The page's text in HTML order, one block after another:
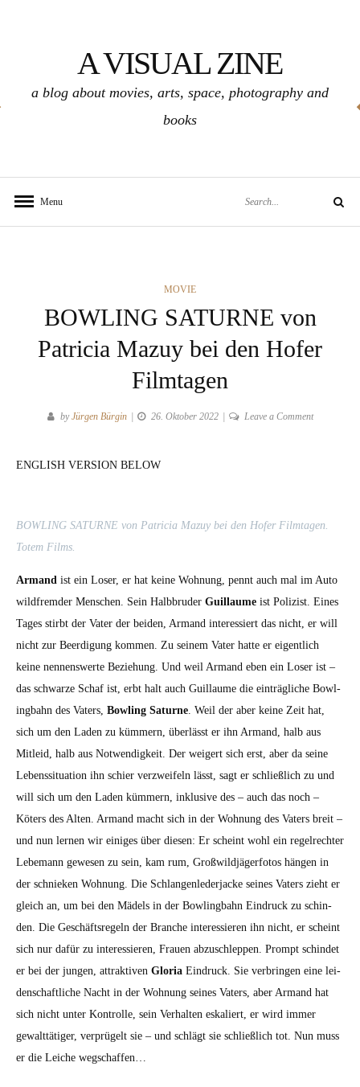
A VISUAL ZINE
a blog about movies, arts, space, photography and
books
Menu Search
CATEGORIES
MOVIE
BOWLING SATURNE von
Patricia Mazuy bei den Hofer
Filmtagen
byJürgen Bürgin 26. Oktober 2022 Leave a Commenton
bei
Filmtagen
ENGLISH VERSION BELOW
BOWLING SATURNE von Patri­cia Mazuy bei den Hofer Film­ta­gen.
Totem Films.
Armand ist ein Los­er, er hat keine Woh­nung, pen­nt auch mal im Auto
wild­fremder Men­schen. Sein Halb­brud­er Guil­laume ist Polizist. Eines
Tages stirbt der Vater der bei­den, Armand inter­essiert das nicht, er will
nicht zur Beerdi­gung kom­men. Zu seinem Vater hat­te er eigentlich
keine nen­nenswerte Beziehung. Und weil Armand eben ein Los­er ist –
das schwarze Schaf ist, erbt halt auch Guil­laume die ein­trägliche Bowl­
ing­bahn des Vaters, Bowl­ing Sat­urne. Weil der aber keine Zeit hat,
sich um den Laden zu küm­mern, über­lässt er ihn Armand, halb aus
Mitleid, halb aus Notwendigkeit. Der weigert sich erst, aber da seine
Lebenssi­t­u­a­tion ihn schi­er verzweifeln lässt, sagt er schließlich zu und
will sich um den Laden küm­mern, inklu­sive des – auch das noch –
Köters des Alten. Armand macht sich in der Woh­nung des Vaters bre­it –
und nun ler­nen wir einiges über diesen: Er scheint wohl ein regel­rechter
Lebe­mann gewe­sen zu sein, kam rum, Großwild­jäger­fo­tos hän­gen in
der schnieken Woh­nung. Die Schlangen­led­er­jacke seines Vaters zieht er
gle­ich an, um bei den Mädels in der Bowl­ing­bahn Ein­druck zu schin­
den. Die Geschäft­sregeln der Branche inter­essieren ihn nicht, er scheint
sich nur dafür zu inter­essieren, Frauen abzuschlep­pen. Prompt schin­det
er bei der jun­gen, attrak­tiv­en Glo­ria Ein­druck. Sie ver­brin­gen eine lei­
den­schaftliche Nacht in der Woh­nung seines Vaters, aber Armand hat
sich nicht unter Kon­trolle, sein Ver­hal­ten eskaliert, er wird immer
gewalt­tätiger, ver­prügelt sie – und schlägt sie schließlich tot. Nun muss
er die Leiche wegschaf­fen…